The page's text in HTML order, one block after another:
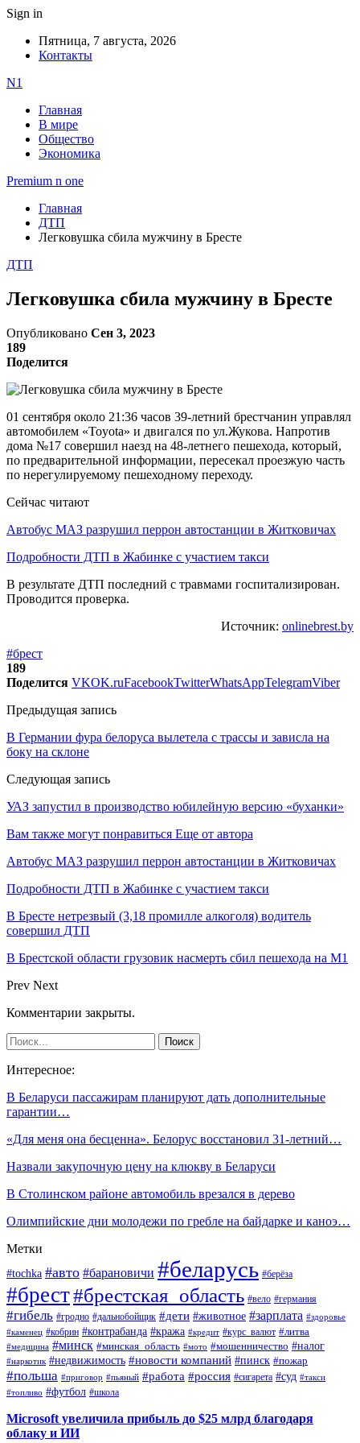
Sign in
Пятница, 7 августа, 2026
Контакты
N1
Главная
В мире
Общество
Экономика
Premium n one
Главная
ДТП
Легковушка сбила мужчину в Бресте
ДТП
Легковушка сбила мужчину в Бресте
Опубликовано Сен 3, 2023
189
Поделится
01 сентября около 21:36 часов 39-летний брестчанин управлял
автомобилем «Toyota» и двигался по ул.Жукова. Напротив
дома №17 совершил наезд на 48-летнего пешехода, который,
по предварительной информации, пересекал проезжую часть
по нерегулируемому пешеходному переходу.
Сейчас читают
Автобус МАЗ разрушил перрон автостанции в Житковичах
Подробности ДТП в Жабинке с участием такси
В результате ДТП последний с травмами госпитализирован.
Проводится проверка.
Источник: onlinebrest.by
#брест
189
Поделится VKOK.ruFacebookTwitterWhatsAppTelegramViber
Предыдущая запись
В Германии фура белоруса вылетела с трассы и зависла на
боку на склоне
Следующая запись
УАЗ запустил в производство юбилейную версию «буханки»
Вам также могут понравиться Еще от автора
Автобус МАЗ разрушил перрон автостанции в Житковичах
Подробности ДТП в Жабинке с участием такси
В Бресте нетрезвый (3,18 промилле алкоголя) водитель
совершил ДТП
В Брестской области грузовик насмерть сбил пешехода на М1
Prev Next
Комментарии закрыты.
Интересное:
В Беларуси пассажирам планируют дать дополнительные
гарантии…
«Для меня она бесценна». Белорус восстановил 31-летний…
Назвали закупочную цену на клюкву в Беларуси
В Столинском районе автомобиль врезался в дерево
Олимпийские дни молодежи по гребле на байдарке и каноэ…
Метки
#tochka #авто #барановичи #беларусь #берёза
#брест#брестская_область #вело #германия
#гибель #гродно #дальнобойщик #дети #животное #зарплата #здоровье
#каменец #кобрин #контрабанда #кража #кредит #курс_валют #литва
#медицина #минск #минская_область #мото #мошенничество #налог
#наркотик #недвижимость #новости компаний #пинск #пожар
#польша #приговор #пьяный #работа #россия #сигарета #суд #такси
#топливо #футбол #школа
Microsoft увеличила прибыль до $25 млрд благодаря
облаку и ИИ